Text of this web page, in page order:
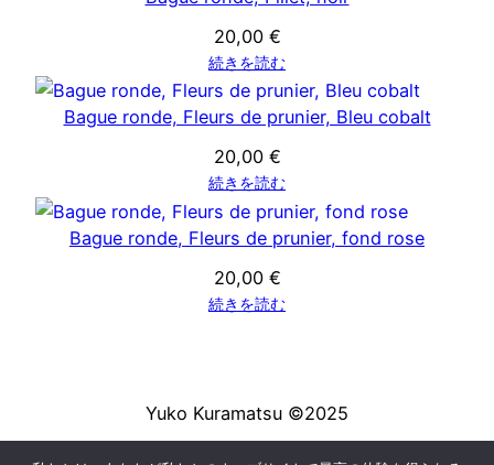
20,00 €
続きを読む
Bague ronde, Fleurs de prunier, Bleu cobalt
20,00 €
続きを読む
Bague ronde, Fleurs de prunier, fond rose
20,00 €
続きを読む
Yuko Kuramatsu ©2025